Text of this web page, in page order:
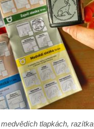
tlapkách, razítka